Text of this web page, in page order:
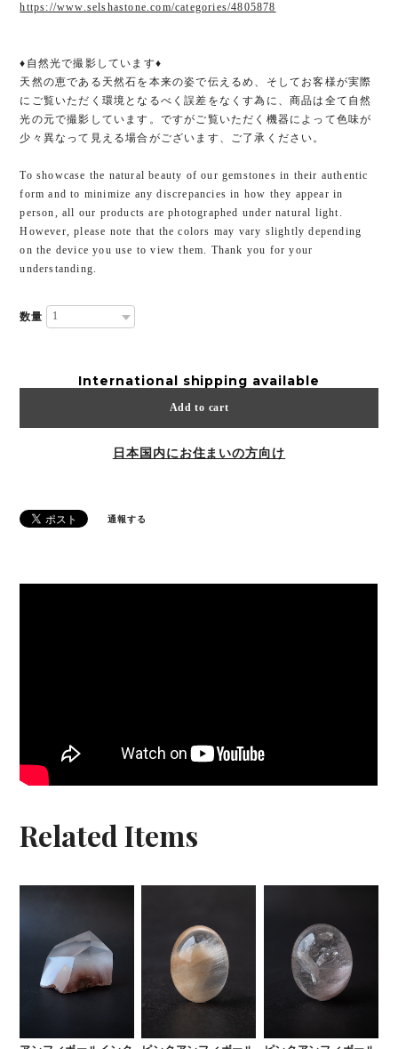
https://www.selshastone.com/categories/4805878
♦自然光で撮影しています♦
天然の恵である天然石を本来の姿で伝えるめ、そしてお客様が実際
にご覧いただく環境となるべく誤差をなくす為に、商品は全て自然
光の元で撮影しています。ですがご覧いただく機器によって色味が
少々異なって見える場合がございます、ご了承ください。
To showcase the natural beauty of our gemstones in their authentic
form and to minimize any discrepancies in how they appear in
person, all our products are photographed under natural light.
However, please note that the colors may vary slightly depending
on the device you use to view them. Thank you for your
understanding.
数量
International shipping available
Add to cart
日本国内にお住まいの方向け
通報する
Related Items